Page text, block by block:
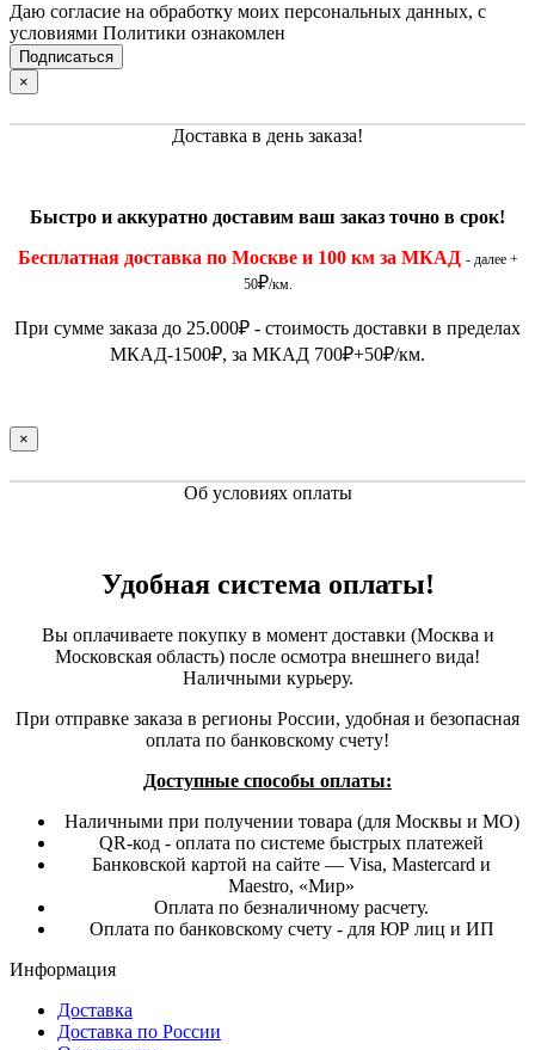
Даю согласие на обработку моих персональных данных, с
условиями Политики ознакомлен
×
Доставка в день заказа!
Быстро и аккуратно доставим ваш заказ точно в срок!
Бесплатная доставка по Москве и 100 км за МКАД - далее +
50₽/км.
При сумме заказа до 25.000₽ - стоимость доставки в пределах
МКАД-1500₽, за МКАД 700₽+50₽/км.
×
Об условиях оплаты
Удобная система оплаты!
Вы оплачиваете покупку в момент доставки (Москва и
Московская область) после осмотра внешнего вида!
Наличными курьеру.
При отправке заказа в регионы России, удобная и безопасная
оплата по банковскому счету!
Доступные способы оплаты:
Наличными при получении товара (для Москвы и МО)
QR-код - оплата по системе быстрых платежей
Банковской картой на сайте — Visa, Mastercard и
Maestro, «Мир»
Оплата по безналичному расчету.
Оплата по банковскому счету - для ЮР лиц и ИП
Информация
Доставка
Доставка по России